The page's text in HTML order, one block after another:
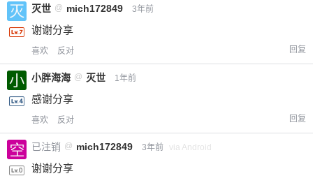
灭世 @ mich172849 3年前
谢谢分享
喜欢 反对 回复
小胖海海 @ 灭世 1年前
感谢分享
喜欢 反对 回复
已注销 @ mich172849 3年前 via Android
谢谢分享